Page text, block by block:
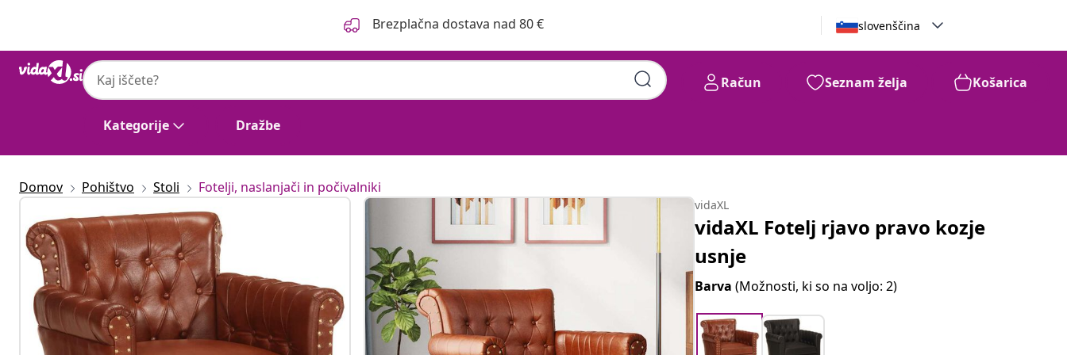
Brezplačna dostava nad 80 € slovenščina
Kategorije Dražbe
Račun Seznam želja Košarica
Domov Pohištvo Stoli Fotelji, naslanjači in počivalniki
vidaXL
vidaXL Fotelj rjavo pravo kozje
usnje
Barva(Možnosti, ki so na voljo: 2)